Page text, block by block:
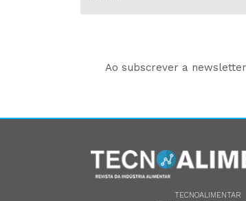
Ao subscrever a
TECNOALIMENTAR